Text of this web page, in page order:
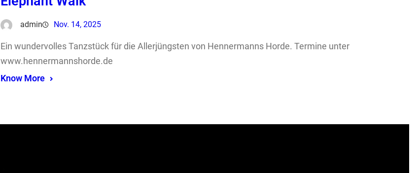
admin Nov. 14, 2025
Ein wundervolles Tanzstück für die Allerjüngsten von Hennermanns Horde. Termine unter
www.hennermannshorde.de
Know More